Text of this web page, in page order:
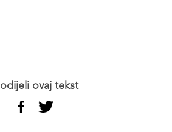
podijeli ovaj tekst